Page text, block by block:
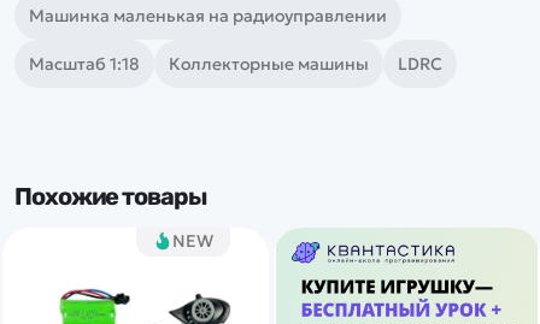
Машинка маленькая на радиоуправлении
Масштаб 1:18 Коллекторные машины LDRC
Похожие товары
NEW